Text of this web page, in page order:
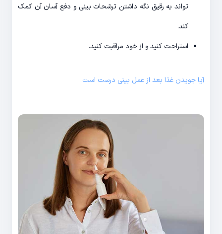
تواند به رقیق نگه داشتن ترشحات بینی و دفع آسان آن کمک
کند.
استراحت کنید و از خود مراقبت کنید.
آیا جویدن غذا بعد از عمل بینی درست است